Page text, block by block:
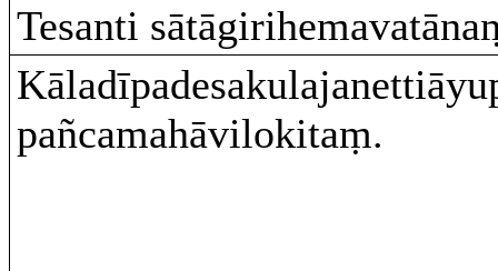
Tesanti
pañcamahāvilokitaṃ.